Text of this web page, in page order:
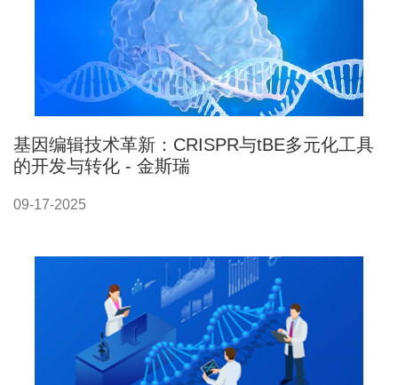
基因编辑技术革新：CRISPR与tBE多元化工具
的开发与转化 - 金斯瑞
09-17-2025